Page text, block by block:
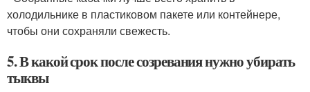
холодильнике в пластиковом пакете или контейнере,
чтобы они сохраняли свежесть.
5. В какой срок после созревания нужно убирать
тыквы